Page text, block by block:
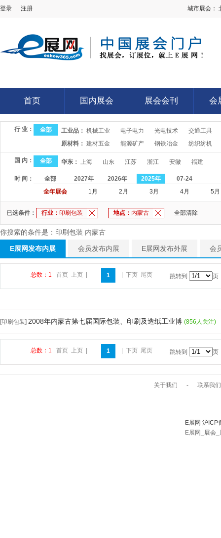
登录 注册 城市展会：
首页
首页
国内展会
国内展会
展会会刊
展会会刊
会
会
行 业： 全部 工业品： 机械工业 电子电力 光电技术
交通工具
原材料： 建材五金 能源矿产 钢铁冶金 纺织纺机
国 内： 全部 华东： 上海 山东 江苏 浙江 安徽 福建
时 间： 全部 2027年 2026年 2025年
07-24
全年展会
1月 2月 3月 4月 5月
已选条件： 行业： 印刷包装 地点： 内蒙古 全部清除
你搜索的条件是：印刷包装 内蒙古
E展网发布内展 会员发布内展 E展网发布外展 会
总数：1 首页 上页 1 下页 尾页 跳转到 页
[印刷包装] 2008年内蒙古第七届国际包装、印刷及造纸工业博 (856人关注)
总数：1 首页 上页 1 下页 尾页 跳转到 页
关于我们 - 联系我们
E展网 沪
E展网_展会